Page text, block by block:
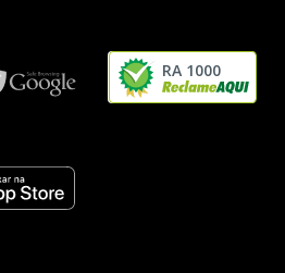
RA 1000